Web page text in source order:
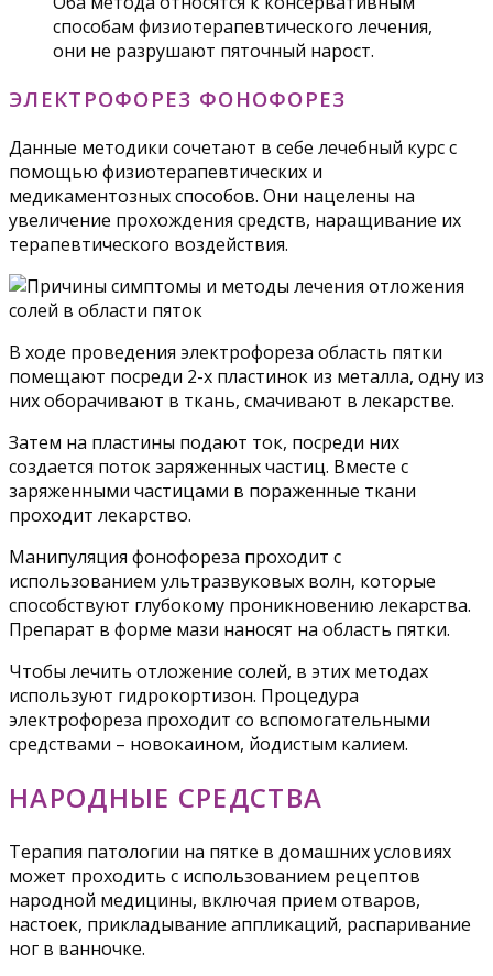
способам физиотерапевтического лечения,
они не разрушают пяточный нарост.
ЭЛЕКТРОФОРЕЗ ФОНОФОРЕЗ
Данные методики сочетают в себе лечебный курс с
помощью физиотерапевтических и
медикаментозных способов. Они нацелены на
увеличение прохождения средств, наращивание их
терапевтического воздействия.
В ходе проведения электрофореза область пятки
помещают посреди 2-х пластинок из металла, одну из
них оборачивают в ткань, смачивают в лекарстве.
Затем на пластины подают ток, посреди них
создается поток заряженных частиц. Вместе с
заряженными частицами в пораженные ткани
проходит лекарство.
Манипуляция фонофореза проходит с
использованием ультразвуковых волн, которые
способствуют глубокому проникновению лекарства.
Препарат в форме мази наносят на область пятки.
Чтобы лечить отложение солей, в этих методах
используют гидрокортизон. Процедура
электрофореза проходит со вспомогательными
средствами – новокаином, йодистым калием.
НАРОДНЫЕ СРЕДСТВА
Терапия патологии на пятке в домашних условиях
может проходить с использованием рецептов
народной медицины, включая прием отваров,
настоек, прикладывание аппликаций, распаривание
ног в ванночке.